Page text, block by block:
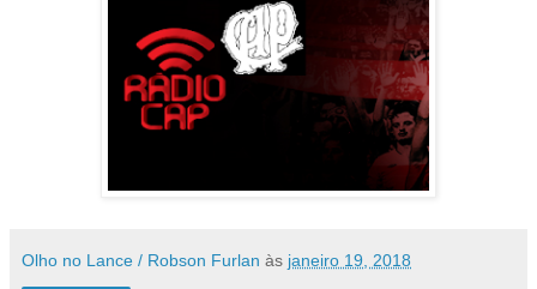
Olho no Lance / Robson Furlan às janeiro 19, 2018